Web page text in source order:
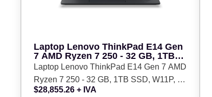
Laptop Lenovo ThinkPad E14 Gen
7 AMD Ryzen 7 250 - 32 GB, 1TB
SSD, W11P, 1 año de garantia
Laptop Lenovo ThinkPad E14 Gen 7 AMD
Ryzen 7 250 - 32 GB, 1TB SSD, W11P, 1
año de garantia
$28,855.26 + IVA